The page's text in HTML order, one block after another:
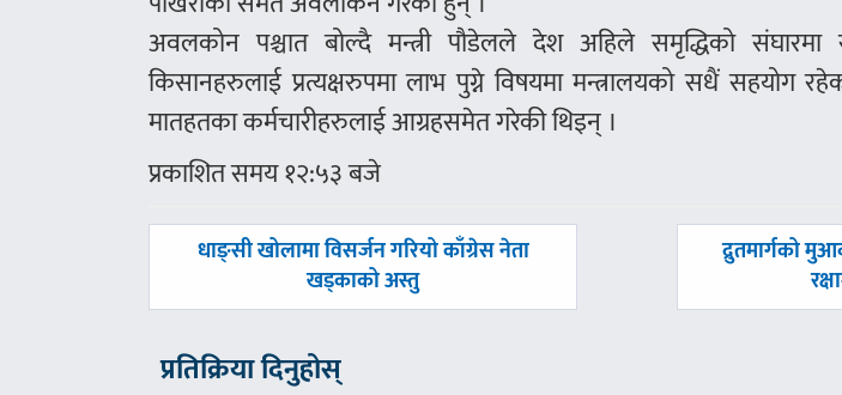
अवलकोन पश्चात बोल्दै मन्त्री पौडेलले देश अहिले समृद्धिको
किसानहरुलाई प्रत्यक्षरुपमा लाभ पुग्ने विषयमा मन्त्रालयको सधैं सहयोग
मातहतका कर्मचारीहरुलाई आग्रहसमेत गरेकी थिइन् ।
प्रकाशित समय १२:५३ बजे
पछिल्लाे
धाङ्सी खोलामा विसर्जन गरियो काँग्रेस नेता
खड्काको अस्तु
अघिल्लाे
द्रुतमार्गको
प्रतिक्रिया दिनुहोस्